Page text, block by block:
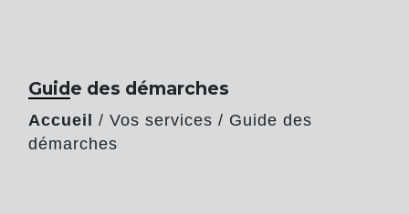
Guide des démarches
Accueil / Vos services / Guide des
démarches